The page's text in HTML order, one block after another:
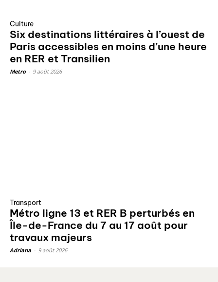
Culture
Six destinations littéraires à l’ouest de
Paris accessibles en moins d’une heure
en RER et Transilien
Metro 9 août 2026
Transport
Métro ligne 13 et RER B perturbés en
Île-de-France du 7 au 17 août pour
travaux majeurs
Adriana 9 août 2026